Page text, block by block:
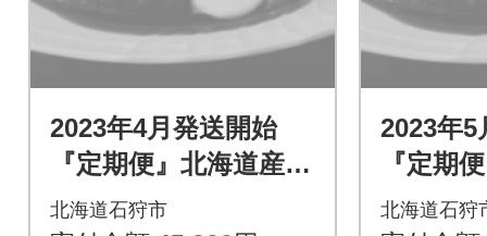
2023年4月発送開始
『定期便』北海道産と
ろけるチーズin道産牛
北海道石狩市
2023年5
『定期
ろける
北海道石狩